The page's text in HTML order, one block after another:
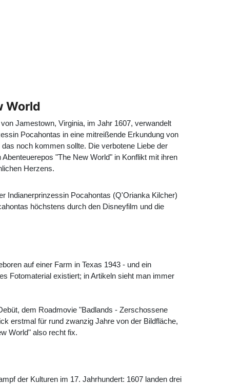
World
Jamestown, Virginia, im Jahr 1607, verwandelt
Pocahontas in eine mitreißende Erkundung von
noch kommen sollte. Die verbotene Liebe der
"The New World" in Konflikt mit ihren
Herzens.
Indianerprinzessin Pocahontas (Q'Orianka Kilcher)
höchstens durch den Disneyfilm und die
auf einer Farm in Texas 1943 - und ein
Fotomaterial existiert; in Artikeln sieht man immer
dem Roadmovie "Badlands - Zerschossene
erstmal für rund zwanzig Jahre von der Bildfläche,
World" also recht fix.
der Kulturen im 17. Jahrhundert: 1607 landen drei